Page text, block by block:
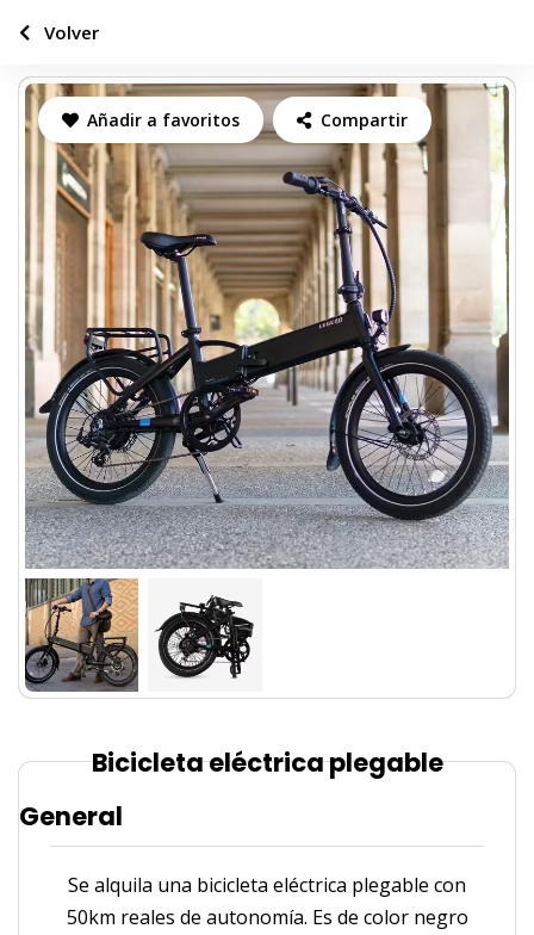
Añadir a favoritos Compartir
Bicicleta eléctrica plegable
General
Se alquila una bicicleta eléctrica plegable con
50km reales de autonomía. Es de color negro
Volver